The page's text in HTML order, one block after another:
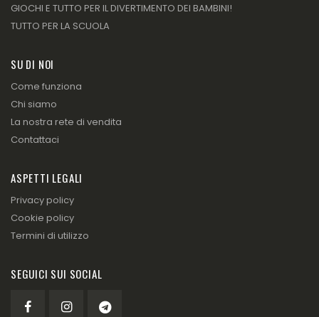
GIOCHI E TUTTO PER IL DIVERTIMENTO DEI BAMBINI!
TUTTO PER LA SCUOLA
SU DI NOI
Come funziona
Chi siamo
La nostra rete di vendita
Contattaci
ASPETTI LEGALI
Privacy policy
Cookie policy
Termini di utilizzo
SEGUICI SUI SOCIAL